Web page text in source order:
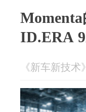
ID.ERA
《新车新技